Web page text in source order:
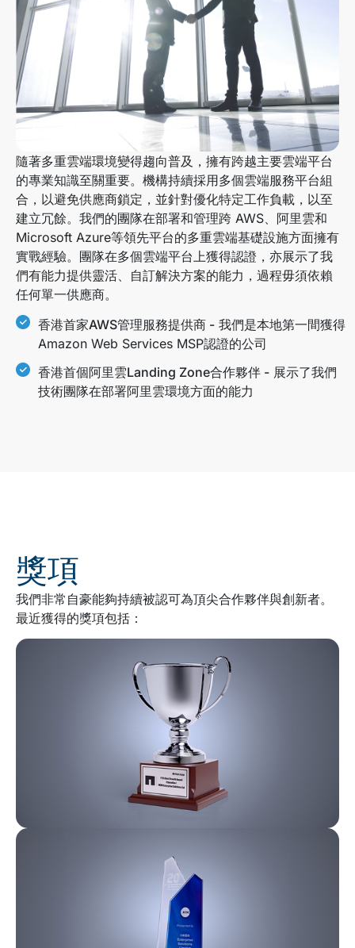
隨著多重雲端環境變得趨向普及，擁有跨越主要雲端平台
的專業知識至關重要。機構持續採用多個雲端服務平台組
合，以避免供應商鎖定，並針對優化特定工作負載，以至
建立冗餘。我們的團隊在部署和管理跨 AWS、阿里雲和
Microsoft Azure等領先平台的多重雲端基礎設施方面擁有
實戰經驗。團隊在多個雲端平台上獲得認證，亦展示了我
們有能力提供靈活、自訂解決方案的能力，過程毋須依賴
任何單一供應商。
香港首家AWS管理服務提供商 -我們是本地第一間獲得
Amazon Web Services MSP認證的公司
香港首個阿里雲Landing Zone合作夥伴 -展示了我們
技術團隊在部署阿里雲環境方面的能力
獎項
我們非常自豪能夠持續被認可為頂尖合作夥伴與創新者。
最近獲得的獎項包括：